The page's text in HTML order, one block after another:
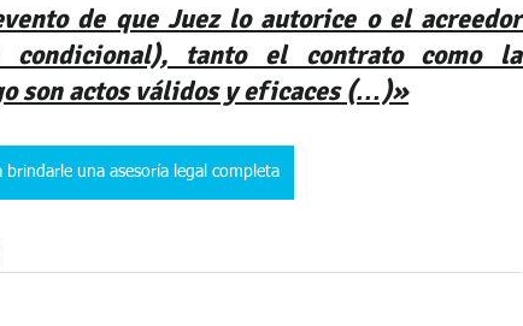
de que Juez lo autorice o el acreedor
condicional), tanto el contrato como la
son actos válidos y eficaces (…)»
brindarle una asesoría legal completa